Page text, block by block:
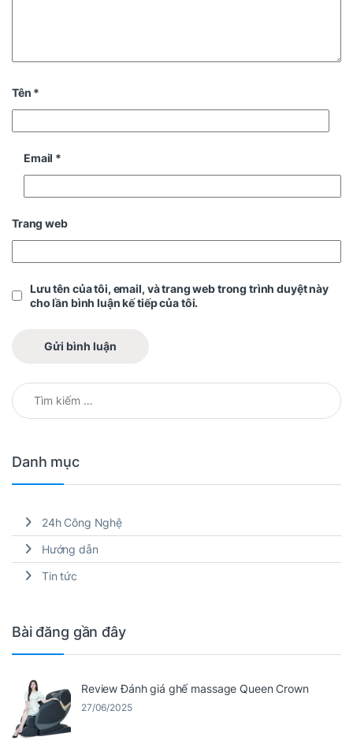
Tên *
Email *
Trang web
Lưu tên của tôi, email, và trang web trong trình duyệt này
cho lần bình luận kế tiếp của tôi.
Tìm kiếm cho:
Danh mục
24h Công Nghệ
Hướng dẫn
Tin tức
Bài đăng gần đây
Review Đánh giá ghế massage Queen Crown
27/06/2025